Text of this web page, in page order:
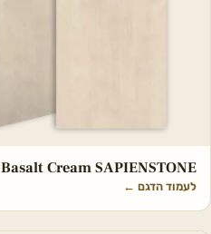
Basalt Cream SAPIENSTONE מט
לעמוד הדגם ←